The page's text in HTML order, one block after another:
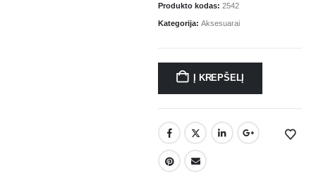
Produkto kodas: 2542
Kategorija: Aksesuarai
Į KREPŠELĮ